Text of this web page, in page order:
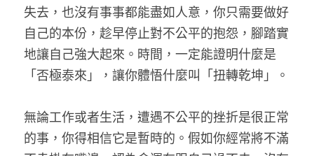
失去，也沒有事事都能盡如人意，你只需要做好
自己的本份，趁早停止對不公平的抱怨，腳踏實
地讓自己強大起來。時間，一定能證明什麼是
「否極泰來」，讓你體悟什麼叫「扭轉乾坤」。
無論工作或者生活，遭遇不公平的挫折是很正常
的事，你得相信它是暫時的。假如你經常將不滿